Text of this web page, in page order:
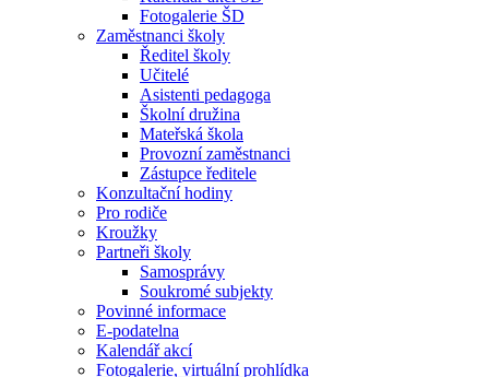
Fotogalerie ŠD
Zaměstnanci školy
Ředitel školy
Učitelé
Asistenti pedagoga
Školní družina
Mateřská škola
Provozní zaměstnanci
Zástupce ředitele
Konzultační hodiny
Pro rodiče
Kroužky
Partneři školy
Samosprávy
Soukromé subjekty
Povinné informace
E-podatelna
Kalendář akcí
Fotogalerie, virtuální prohlídka